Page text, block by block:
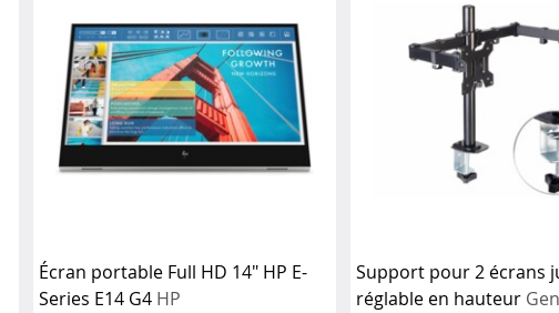
Écran portable Full HD 14" HP E-
Series E14 G4 HP
Support pour 2 écrans
réglable en hauteur